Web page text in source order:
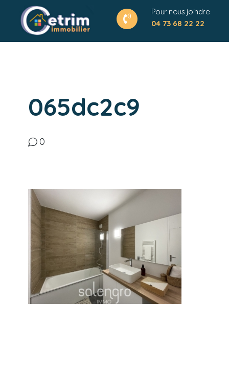
04 73 68 22 22
Pour nous joindre
065dc2c9
0